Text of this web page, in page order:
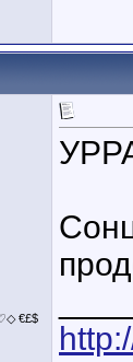
€£$